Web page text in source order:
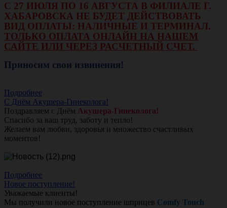
С 27 ИЮЛЯ ПО 16 АВГУСТА В ФИЛИАЛЕ Г.
ХАБАРОВСКА НЕ БУДЕТ ДЕЙСТВОВАТЬ
ВИД ОПЛАТЫ: НАЛИЧНЫЕ И ТЕРМИНАЛ.
ТОЛЬКО ОПЛАТА ОНЛАЙН НА НАШЕМ
САЙТЕ ИЛИ ЧЕРЕЗ РАСЧЕТНЫЙ СЧЕТ.
Приносим свои извинения!
Подробнее
С Днём Акушера-Гинеколога!
Поздравляем с Днём Акушера-Гинеколога!
Спасибо за ваш труд, заботу и тепло!
Желаем вам любви, здоровья и множество счастливых
моментов!
Подробнее
Новое поступление!
Уважаемые клиенты!
Мы получили новое поступление шприцев Comfy Touch